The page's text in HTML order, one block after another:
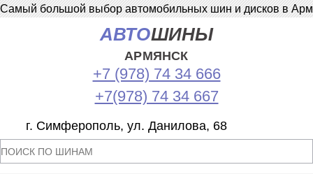
Самый большой выбор автомобильных шин и дисков в
АВТОШИНЫ
АРМЯНСК
+7 (978) 74 34 666
+7(978) 74 34 667
г. Симферополь, ул. Данилова, 68